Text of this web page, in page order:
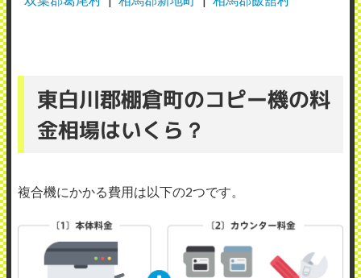
東白川郡棚倉町のコピー機の料
金相場はいくら？
複合機にかかる費用は以下の2つです。